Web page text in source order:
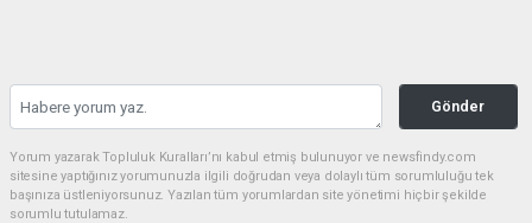
Gönder
Yorum yazarak Topluluk Kuralları’nı kabul etmiş bulunuyor ve newsfindy.com
sitesine yaptığınız yorumunuzla ilgili doğrudan veya dolaylı tüm sorumluluğu tek
başınıza üstleniyorsunuz. Yazılan tüm yorumlardan site yönetimi hiçbir şekilde
sorumlu tutulamaz.